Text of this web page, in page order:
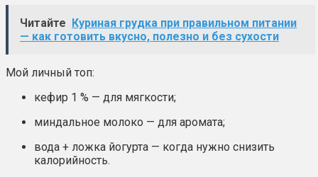
Читайте Куриная грудка при правильном питании
— как готовить вкусно, полезно и без сухости
Мой личный топ:
кефир 1 % — для мягкости;
миндальное молоко — для аромата;
вода + ложка йогурта — когда нужно снизить
калорийность.